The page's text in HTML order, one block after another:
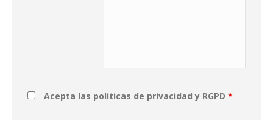
Acepta las politicas de privacidad y RGPD *